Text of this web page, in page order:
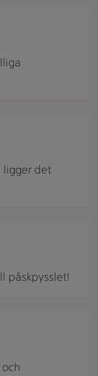
ligger det
påskpysslet!